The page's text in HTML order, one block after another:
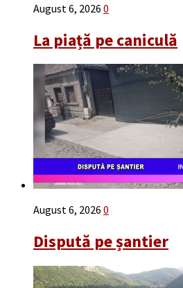
August 6, 2026 0
La piață pe caniculă
August 6, 2026 0
Dispută pe șantier